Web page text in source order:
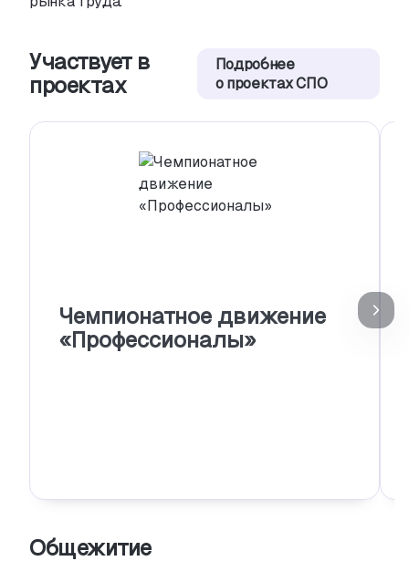
Участвует в
проектах
Подробнее
о проектах СПО
Чемпионатное движение
«Профессионалы»
Общежитие